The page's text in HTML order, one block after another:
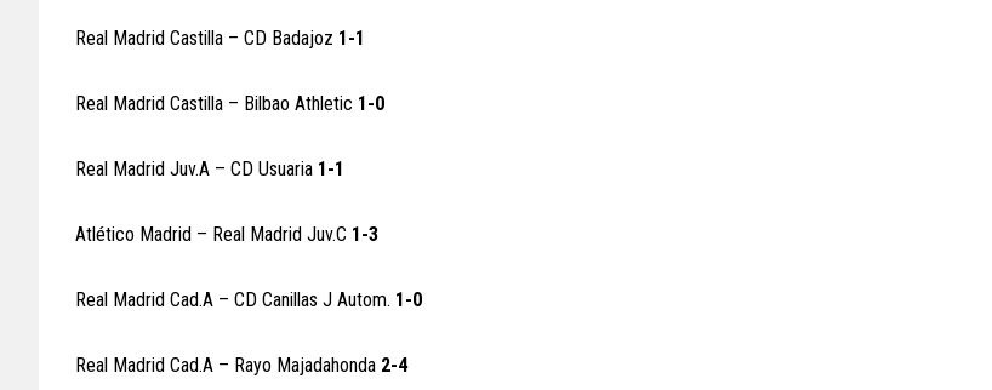
Real Madrid Castilla – CD Badajoz 1-1
Real Madrid Castilla – Bilbao Athletic 1-0
Real Madrid Juv.A – CD Usuaria 1-1
Atlético Madrid – Real Madrid Juv.C 1-3
Real Madrid Cad.A – CD Canillas J Autom. 1-0
Real Madrid Cad.A – Rayo Majadahonda 2-4